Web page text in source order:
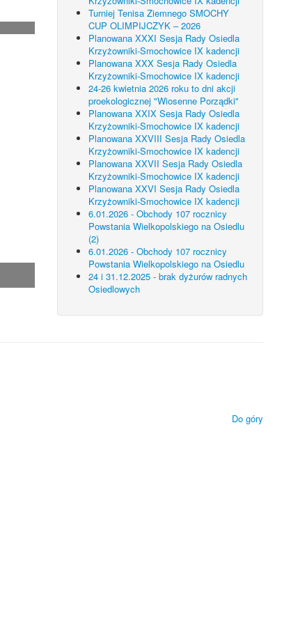
Turniej Tenisa Ziemnego SMOCHY
CUP OLIMPIJCZYK – 2026
Planowana XXXI Sesja Rady Osiedla
Krzyżowniki-Smochowice IX kadencji
Planowana XXX Sesja Rady Osiedla
Krzyżowniki-Smochowice IX kadencji
24-26 kwietnia 2026 roku to dni akcji
proekologicznej "Wiosenne Porządki"
Planowana XXIX Sesja Rady Osiedla
Krzyżowniki-Smochowice IX kadencji
Planowana XXVIII Sesja Rady Osiedla
Krzyżowniki-Smochowice IX kadencji
Planowana XXVII Sesja Rady Osiedla
Krzyżowniki-Smochowice IX kadencji
Planowana XXVI Sesja Rady Osiedla
Krzyżowniki-Smochowice IX kadencji
6.01.2026 - Obchody 107 rocznicy
Powstania Wielkopolskiego na Osiedlu
(2)
6.01.2026 - Obchody 107 rocznicy
Powstania Wielkopolskiego na Osiedlu
24 i 31.12.2025 - brak dyżurów radnych
Osiedlowych
Do góry